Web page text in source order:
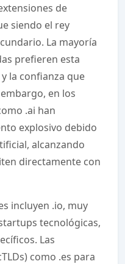
de
siendo el rey
La mayoría
prefieren esta
la confianza que
en los
.ai han
explosivo debido
alcanzando
directamente con
incluyen .io, muy
tecnológicas,
Las
como .es para